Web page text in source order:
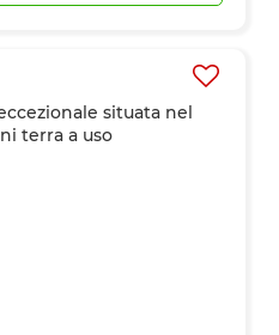
situata nel
terra a uso